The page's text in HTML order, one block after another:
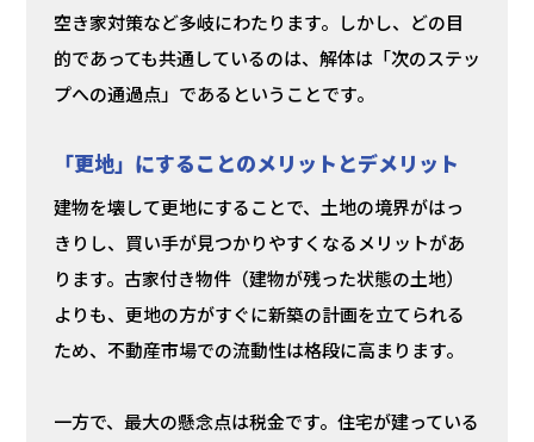
空き家対策など多岐にわたります。しかし、どの目
的であっても共通しているのは、解体は「次のステッ
プへの通過点」であるということです。
「更地」にすることのメリットとデメリット
建物を壊して更地にすることで、土地の境界がはっ
きりし、買い手が見つかりやすくなるメリットがあ
ります。古家付き物件（建物が残った状態の土地）
よりも、更地の方がすぐに新築の計画を立てられる
ため、不動産市場での流動性は格段に高まります。
一方で、最大の懸念点は税金です。住宅が建っている